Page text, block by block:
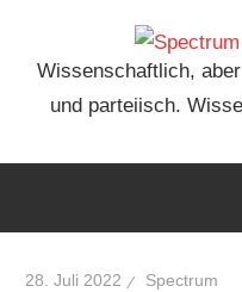
springen
Wissenschaftlich,
und parteiisch.
28. Juli 2022 Spectrum